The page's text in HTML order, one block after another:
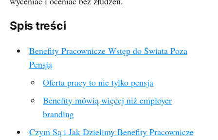
Spis treści
Benefity Pracownicze Wstęp do Świata Poza
Pensją
Oferta pracy to nie tylko pensja
Benefity mówią więcej niż employer
branding
Czym Są i Jak Dzielimy Benefity Pracownicze